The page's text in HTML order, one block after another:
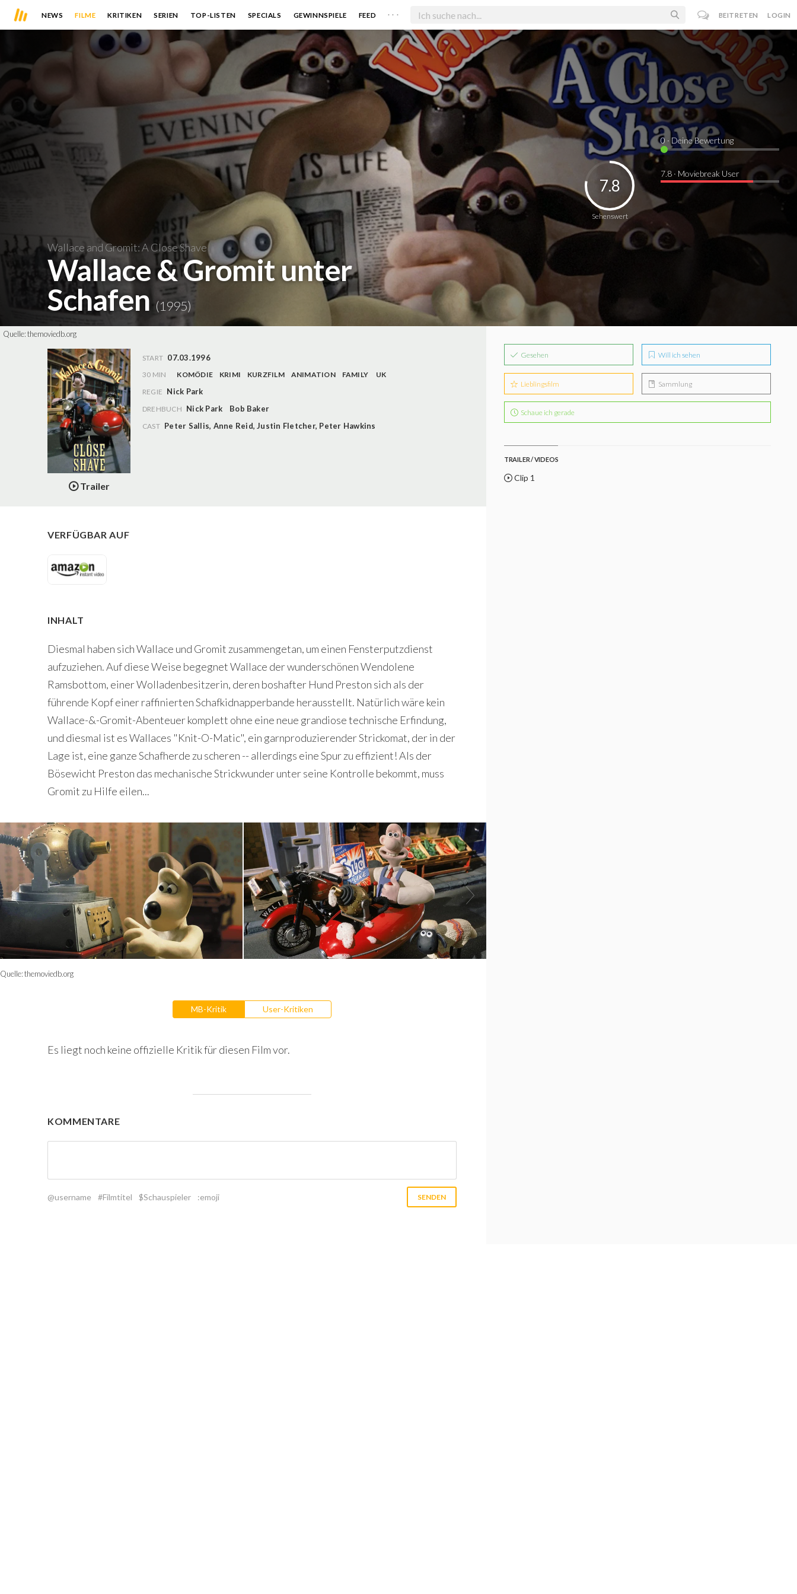
NEWS FILME KRITIKEN SERIEN TOP-LISTEN SPECIALS GEWINNSPIELE FEED . . . BEITRETEN LOGIN
Wallace and Gromit: A Close Shave
Wallace & Gromit unter
Schafen(1995)
Sehenswert
7.8
0 · Deine Bewertung
7.8 · Moviebreak User
Quelle:themoviedb.org
Trailer
START 07.03.1996
30 MIN KOMÖDIE KRIMI KURZFILM ANIMATION FAMILY
UK
REGIE Nick Park
DREHBUCH Nick Park Bob Baker
CAST Peter Sallis, Anne Reid,Justin Fletcher, Peter Hawkins
VERFÜGBAR AUF
INHALT
Diesmal haben sich Wallace und Gromit zusammengetan, um einen Fensterputzdienst
aufzuziehen. Auf diese Weise begegnet Wallace der wunderschönen Wendolene
Ramsbottom, einer Wolladenbesitzerin, deren boshafter Hund Preston sich als der
führende Kopf einer raffinierten Schafkidnapperbande herausstellt. Natürlich wäre kein
Wallace-&-Gromit-Abenteuer komplett ohne eine neue grandiose technische Erfindung,
und diesmal ist es Wallaces "Knit-O-Matic", ein garnproduzierender Strickomat, der in der
Lage ist, eine ganze Schafherde zu scheren -- allerdings eine Spur zu effizient! Als der
Bösewicht Preston das mechanische Strickwunder unter seine Kontrolle bekommt, muss
Gromit zu Hilfe eilen...
Quelle:themoviedb.org
MB-Kritik User-Kritiken
Es liegt noch keine offizielle Kritik für diesen Film vor.
KOMMENTARE
@username #Filmtitel $Schauspieler :emoji
Gesehen Will ich sehen
Lieblingsfilm Sammlung
Schaue ich gerade
TRAILER / VIDEOS
Clip 1